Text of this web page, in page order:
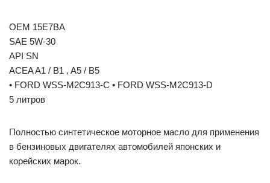
OEM 15E7BA
SAE 5W-30
API SN
ACEA A1 / B1 , A5 / B5
• FORD WSS-M2C913-C • FORD WSS-M2C913-D
5 литров
Полностью синтетическое моторное масло для применения
в бензиновых двигателях автомобилей японских и
корейских марок.